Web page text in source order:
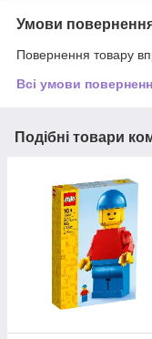
Умови
Повернення товару
Всі умови
Подібні товари